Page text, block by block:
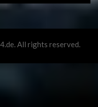
All rights reserved.